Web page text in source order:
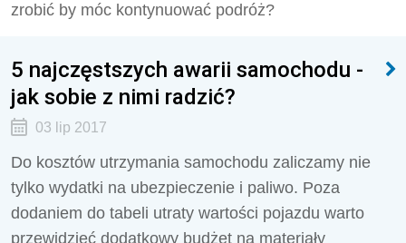
zrobić by móc kontynuować podróż?
5 najczęstszych awarii samochodu -
jak sobie z nimi radzić?
03 lip 2017
Do kosztów utrzymania samochodu zaliczamy nie
tylko wydatki na ubezpieczenie i paliwo. Poza
dodaniem do tabeli utraty wartości pojazdu warto
przewidzieć dodatkowy budżet na materiały